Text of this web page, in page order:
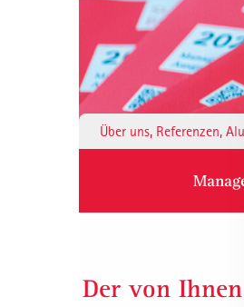
Über uns, Referenzen,
Der von